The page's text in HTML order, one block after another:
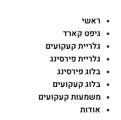
ראשי
גיפט קארד
גלריית קעקועים
גלריית פירסינג
בלוג פירסינג
בלוג קעקועים
משמעות קעקועים
אודות